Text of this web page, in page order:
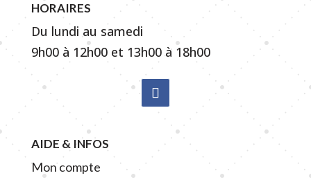
HORAIRES
Du lundi au samedi
9h00 à 12h00 et 13h00 à 18h00
AIDE & INFOS
Mon compte